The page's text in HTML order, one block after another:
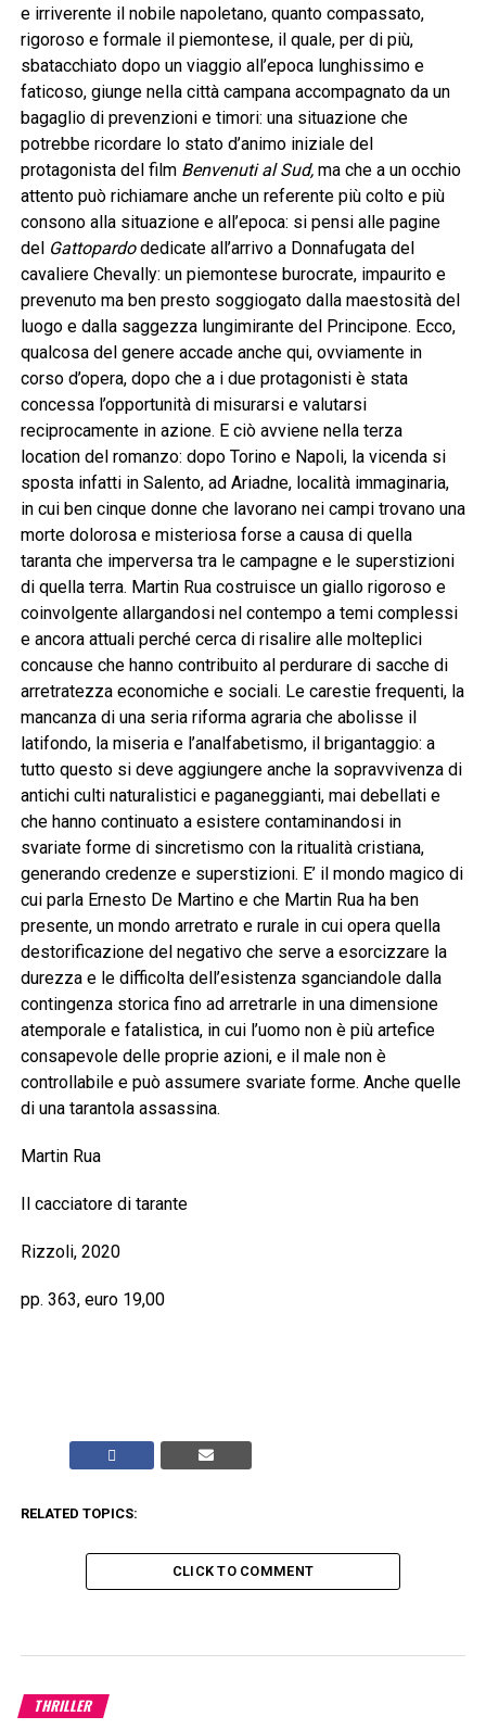
e irriverente il nobile napoletano, quanto compassato,
rigoroso e formale il piemontese, il quale, per di più,
sbatacchiato dopo un viaggio all’epoca lunghissimo e
faticoso, giunge nella città campana accompagnato da un
bagaglio di prevenzioni e timori: una situazione che
potrebbe ricordare lo stato d’animo iniziale del
protagonista del film Benvenuti al Sud,ma che a un occhio
attento può richiamare anche un referente più colto e più
consono alla situazione e all’epoca: si pensi alle pagine
del Gattopardodedicate all’arrivo a Donnafugata del
cavaliere Chevally: un piemontese burocrate, impaurito e
prevenuto ma ben presto soggiogato dalla maestosità del
luogo e dalla saggezza lungimirante del Principone. Ecco,
qualcosa del genere accade anche qui, ovviamente in
corso d’opera, dopo che a i due protagonisti è stata
concessa l’opportunità di misurarsi e valutarsi
reciprocamente in azione. E ciò avviene nella terza
location del romanzo: dopo Torino e Napoli, la vicenda si
sposta infatti in Salento, ad Ariadne, località immaginaria,
in cui ben cinque donne che lavorano nei campi trovano una
morte dolorosa e misteriosa forse a causa di quella
taranta che imperversa tra le campagne e le superstizioni
di quella terra. Martin Rua costruisce un giallo rigoroso e
coinvolgente allargandosi nel contempo a temi complessi
e ancora attuali perché cerca di risalire alle molteplici
concause che hanno contribuito al perdurare di sacche di
arretratezza economiche e sociali. Le carestie frequenti, la
mancanza di una seria riforma agraria che abolisse il
latifondo, la miseria e l’analfabetismo, il brigantaggio: a
tutto questo si deve aggiungere anche la sopravvivenza di
antichi culti naturalistici e paganeggianti, mai debellati e
che hanno continuato a esistere contaminandosi in
svariate forme di sincretismo con la ritualità cristiana,
generando credenze e superstizioni. E’ il mondo magico di
cui parla Ernesto De Martino e che Martin Rua ha ben
presente, un mondo arretrato e rurale in cui opera quella
destorificazione del negativo che serve a esorcizzare la
durezza e le difficolta dell’esistenza sganciandole dalla
contingenza storica fino ad arretrarle in una dimensione
atemporale e fatalistica, in cui l’uomo non è più artefice
consapevole delle proprie azioni, e il male non è
controllabile e può assumere svariate forme. Anche quelle
di una tarantola assassina.
Martin Rua
Il cacciatore di tarante
Rizzoli, 2020
pp. 363, euro 19,00
RELATED TOPICS:
CLICK TO COMMENT
THRILLER